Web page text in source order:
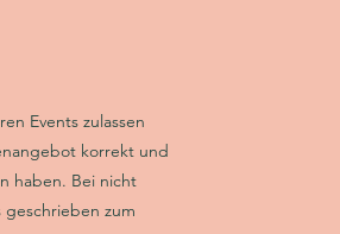
Events zulassen
korrekt und
haben. Bei nicht
zum